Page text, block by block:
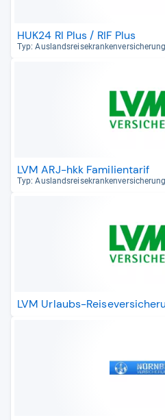
HUK24 RI Plus / RIF Plus
Typ: Aus­lands­rei­se­kran­ken­ver­si­che­rung
LVM ARJ-hkk Familientarif
Typ: Aus­lands­rei­se­kran­ken­ver­si­che­rung
LVM Urlaubs-